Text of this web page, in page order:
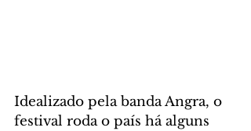
Idealizado pela banda Angra, o
festival roda o país há alguns